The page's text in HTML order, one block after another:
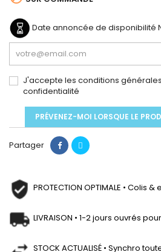
Date annoncée de disponibilité
J'accepte les conditions
confidentialité
PRÉVENEZ-MOI LORSQUE LE
Partager
PROTECTION OPTIMALE • Colis
LIVRAISON • 1-2 jours ouvrés
STOCK ACTUALISÉ • Synchro